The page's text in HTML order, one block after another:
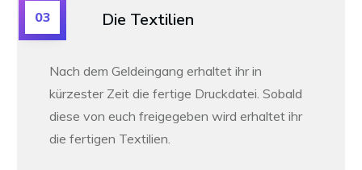
Die Textilien
03
Nach dem Geldeingang erhaltet ihr in
kürzester Zeit die fertige Druckdatei. Sobald
diese von euch freigegeben wird erhaltet ihr
die fertigen Textilien.